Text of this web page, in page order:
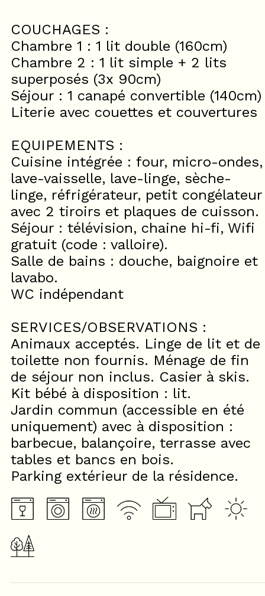
COUCHAGES :
Chambre 1 : 1 lit double (160cm)
Chambre 2 : 1 lit simple + 2 lits
superposés (3x 90cm)
Séjour : 1 canapé convertible (140cm)
Literie avec couettes et couvertures
EQUIPEMENTS :
Cuisine intégrée : four, micro-ondes,
lave-vaisselle, lave-linge, sèche-
linge, réfrigérateur, petit congélateur
avec 2 tiroirs et plaques de cuisson.
Séjour : télévision, chaine hi-fi, Wifi
gratuit (code : valloire).
Salle de bains : douche, baignoire et
lavabo.
WC indépendant
SERVICES/OBSERVATIONS :
Animaux acceptés. Linge de lit et de
toilette non fournis. Ménage de fin
de séjour non inclus. Casier à skis.
Kit bébé à disposition : lit.
Jardin commun (accessible en été
uniquement) avec à disposition :
barbecue, balançoire, terrasse avec
tables et bancs en bois.
Parking extérieur de la résidence.